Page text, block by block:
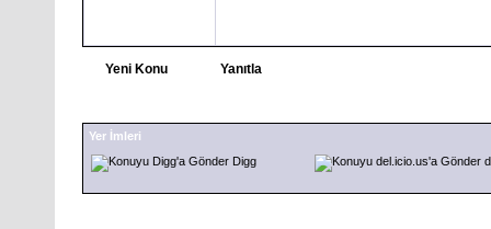
Yeni Konu Yanıtla
Yer İmleri
Digg